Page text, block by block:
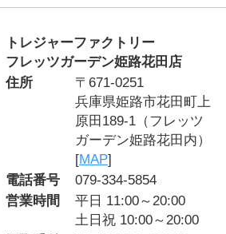
トレジャーファクトリー
フレッツガーデン姫路花田店
住所
〒671-0251
兵庫県姫路市花田町上
原田189-1（フレッツ
ガーデン姫路花田内）
[MAP]
電話番号
079-334-5854
営業時間
平日 11:00～20:00
土日祝 10:00～20:00